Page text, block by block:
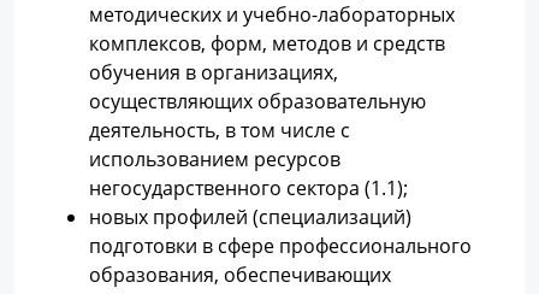
методических и учебно-лабораторных
комплексов, форм, методов и средств
обучения в организациях,
осуществляющих образовательную
деятельность, в том числе с
использованием ресурсов
негосударственного сектора (1.1);
новых профилей (специализаций)
подготовки в сфере профессионального
образования, обеспечивающих